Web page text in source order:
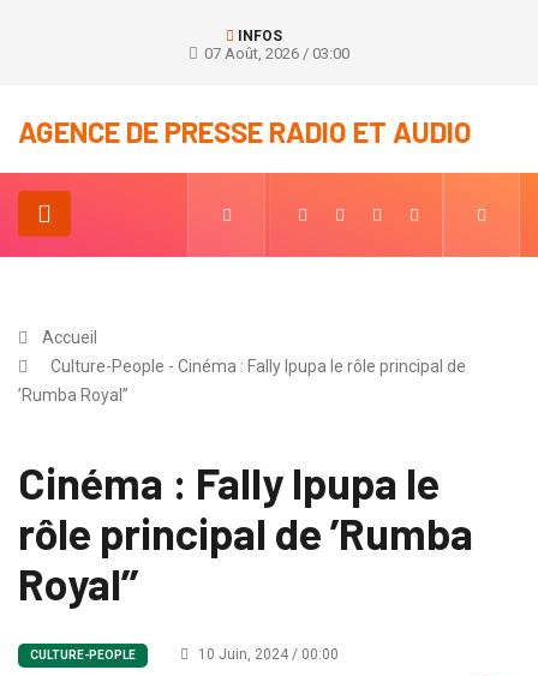
INFOS
07 Août, 2026 / 03:00
AGENCE DE PRESSE RADIO ET AUDIO
Accueil
Culture-People - Cinéma : Fally Ipupa le rôle principal de
’Rumba Royal’’
Cinéma : Fally Ipupa le
rôle principal de ’Rumba
Royal’’
CULTURE-PEOPLE 10 Juin, 2024 / 00:00